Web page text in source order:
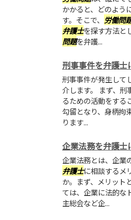
かかると、どのよう
す。そこで、 労働問
弁護士を探す方法と
問題を弁護...
刑事事件を弁護
刑事事件が発生して
介します。 まず、刑
るための活動をする
勾留となり、身柄拘
ります...
企業法務を弁護士
企業法務とは、企業
弁護士に相談するメ
か。まず、メリット
ては、企業に法的な
主総会など企...